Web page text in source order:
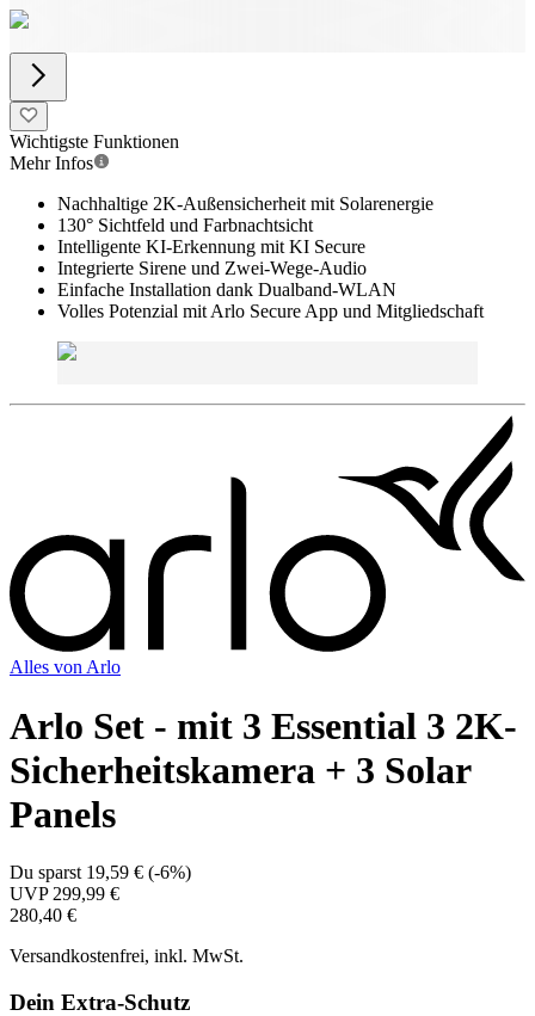
Wichtigste Funktionen
Mehr Infos
Nachhaltige 2K-Außensicherheit mit Solarenergie
130° Sichtfeld und Farbnachtsicht
Intelligente KI-Erkennung mit KI Secure
Integrierte Sirene und Zwei-Wege-Audio
Einfache Installation dank Dualband-WLAN
Volles Potenzial mit Arlo Secure App und Mitgliedschaft
Alles von Arlo
Arlo Set - mit 3 Essential 3 2K-
Sicherheitskamera + 3 Solar
Panels
Du sparst 19,59 € (-6%)
UVP 299,99 €
280,40 €
Versandkostenfrei, inkl. MwSt.
Dein Extra-Schutz